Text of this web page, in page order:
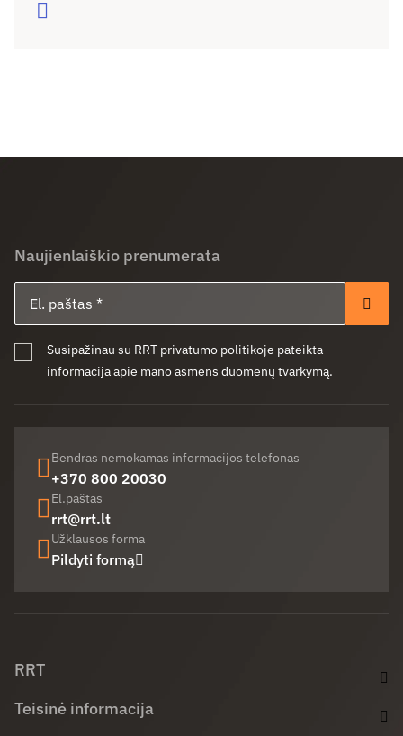
pakeisti?
Skaityti
Naujienlaiškio prenumerata
Susipažinau su RRT privatumo politikoje pateikta
informacija apie mano asmens duomenų tvarkymą.
Bendras nemokamas informacijos telefonas
+370 800 20030
El.paštas
rrt@rrt.lt
Užklausos forma
Pildyti formą
RRT
Teisinė informacija